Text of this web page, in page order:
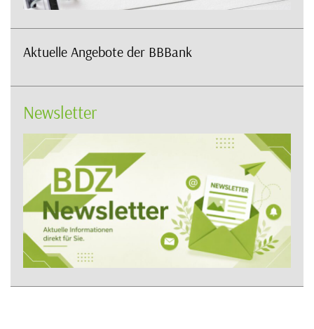
Aktuelle Angebote der BBBank
Newsletter